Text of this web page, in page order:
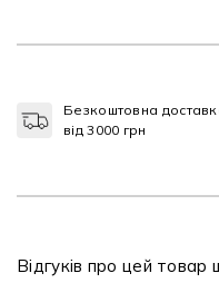
Безкоштовна
від 3000 грн
Відгуків про цей товар